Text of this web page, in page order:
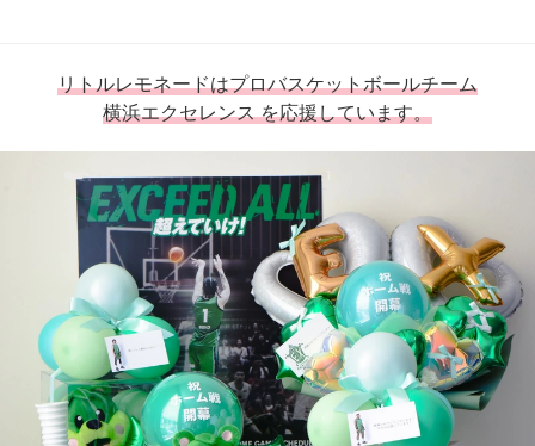
リトルレモネードはプロバスケットボールチーム
横浜エクセレンス を応援しています。